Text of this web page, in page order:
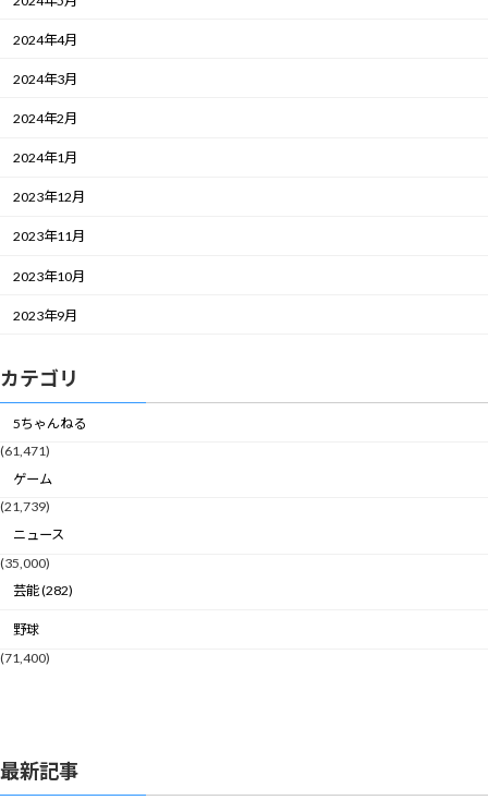
2024年4月
2024年3月
2024年2月
2024年1月
2023年12月
2023年11月
2023年10月
2023年9月
カテゴリ
5ちゃんねる
(61,471)
ゲーム
(21,739)
ニュース
(35,000)
芸能 (282)
野球
(71,400)
最新記事